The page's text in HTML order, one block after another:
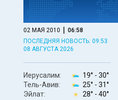
02 МАЯ 2010 | 06:58
ПОСЛЕДНЯЯ НОВОСТЬ: 09:53
08 АВГУСТА 2026
Иерусалим: 19° - 30°
Тель-Авив:
25° - 31°
Эйлат:
28° - 40°